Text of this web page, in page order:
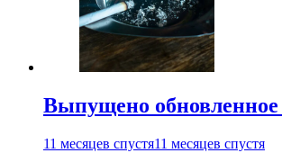
Выпущено обновленное
11 месяцев спустя11 месяцев спустя